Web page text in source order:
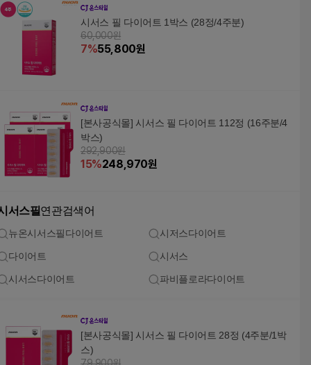
시서스 필 다이어트 1박스 (28정/4주분)
60,000원
7%55,800원
[본사공식몰] 시서스 필 다이어트 112정 (16주분/4
박스)
292,900원
15%248,970원
서스필연관검색어
뉴온시서스필다이어트 시저스다이어트
다이어트 시서스
시서스다이어트 파비플로라다이어트
[본사공식몰] 시서스 필 다이어트 28정 (4주분/1박
스)